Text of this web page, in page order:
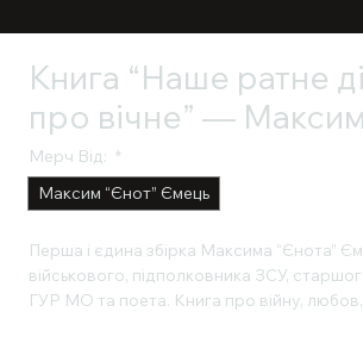
Книга “Наше ратне
про вічне” —
Мерч Від: *
Максим “Єнот” Ємець
Перша і єдина збірка Максима “Єнота”
військового, підполковника ЗСУ,
ГУР МО та поета. Книга про війну,